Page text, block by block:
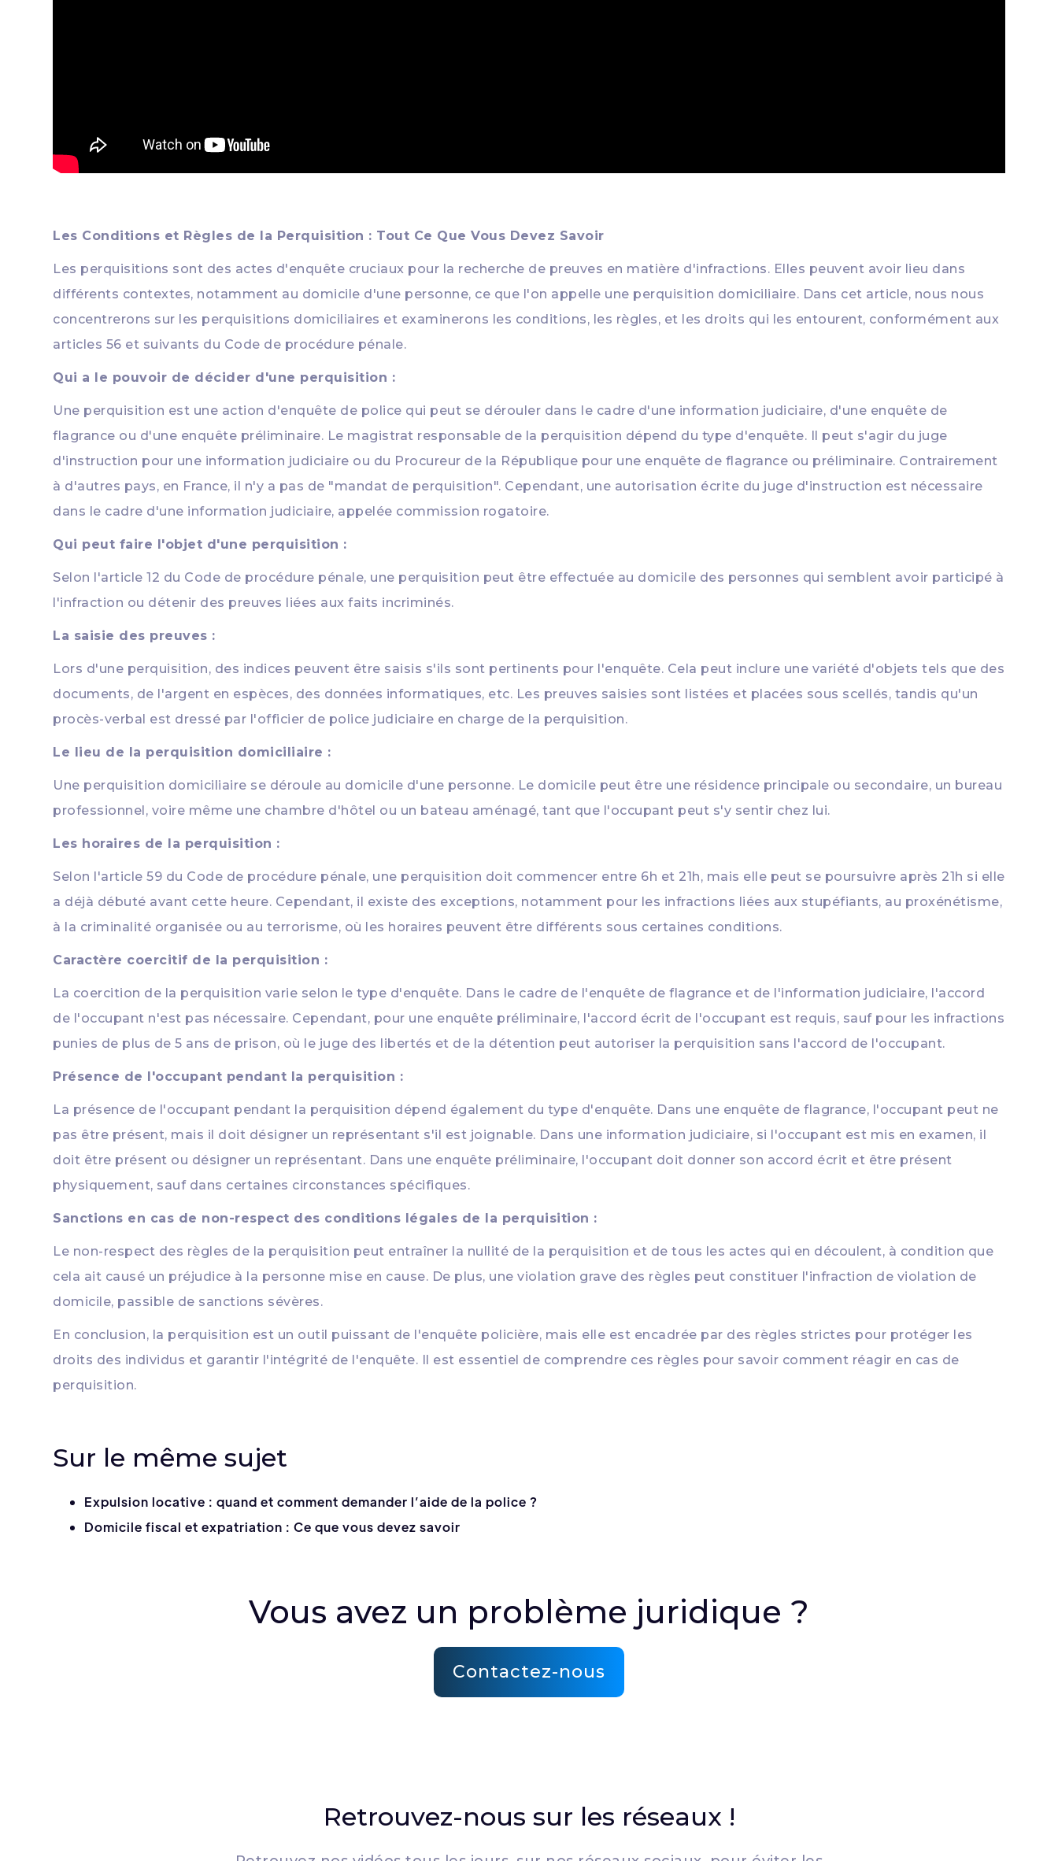
Les Conditions et Règles de la Perquisition : Tout Ce Que Vous Devez Savoir
Les perquisitions sont des actes d'enquête cruciaux pour la recherche de preuves en matière d'infractions. Elles peuvent avoir lieu dans
différents contextes, notamment au domicile d'une personne, ce que l'on appelle une perquisition domiciliaire. Dans cet article, nous nous
concentrerons sur les perquisitions domiciliaires et examinerons les conditions, les règles, et les droits qui les entourent, conformément aux
articles 56 et suivants du Code de procédure pénale.
Qui a le pouvoir de décider d'une perquisition :
Une perquisition est une action d'enquête de police qui peut se dérouler dans le cadre d'une information judiciaire, d'une enquête de
flagrance ou d'une enquête préliminaire. Le magistrat responsable de la perquisition dépend du type d'enquête. Il peut s'agir du juge
d'instruction pour une information judiciaire ou du Procureur de la République pour une enquête de flagrance ou préliminaire. Contrairement
à d'autres pays, en France, il n'y a pas de "mandat de perquisition". Cependant, une autorisation écrite du juge d'instruction est nécessaire
dans le cadre d'une information judiciaire, appelée commission rogatoire.
Qui peut faire l'objet d'une perquisition :
Selon l'article 12 du Code de procédure pénale, une perquisition peut être effectuée au domicile des personnes qui semblent avoir participé à
l'infraction ou détenir des preuves liées aux faits incriminés.
La saisie des preuves :
Lors d'une perquisition, des indices peuvent être saisis s'ils sont pertinents pour l'enquête. Cela peut inclure une variété d'objets tels que des
documents, de l'argent en espèces, des données informatiques, etc. Les preuves saisies sont listées et placées sous scellés, tandis qu'un
procès-verbal est dressé par l'officier de police judiciaire en charge de la perquisition.
Le lieu de la perquisition domiciliaire :
Une perquisition domiciliaire se déroule au domicile d'une personne. Le domicile peut être une résidence principale ou secondaire, un bureau
professionnel, voire même une chambre d'hôtel ou un bateau aménagé, tant que l'occupant peut s'y sentir chez lui.
Les horaires de la perquisition :
Selon l'article 59 du Code de procédure pénale, une perquisition doit commencer entre 6h et 21h, mais elle peut se poursuivre après 21h si elle
a déjà débuté avant cette heure. Cependant, il existe des exceptions, notamment pour les infractions liées aux stupéfiants, au proxénétisme,
à la criminalité organisée ou au terrorisme, où les horaires peuvent être différents sous certaines conditions.
Caractère coercitif de la perquisition :
La coercition de la perquisition varie selon le type d'enquête. Dans le cadre de l'enquête de flagrance et de l'information judiciaire, l'accord
de l'occupant n'est pas nécessaire. Cependant, pour une enquête préliminaire, l'accord écrit de l'occupant est requis, sauf pour les infractions
punies de plus de 5 ans de prison, où le juge des libertés et de la détention peut autoriser la perquisition sans l'accord de l'occupant.
Présence de l'occupant pendant la perquisition :
La présence de l'occupant pendant la perquisition dépend également du type d'enquête. Dans une enquête de flagrance, l'occupant peut ne
pas être présent, mais il doit désigner un représentant s'il est joignable. Dans une information judiciaire, si l'occupant est mis en examen, il
doit être présent ou désigner un représentant. Dans une enquête préliminaire, l'occupant doit donner son accord écrit et être présent
physiquement, sauf dans certaines circonstances spécifiques.
Sanctions en cas de non-respect des conditions légales de la perquisition :
Le non-respect des règles de la perquisition peut entraîner la nullité de la perquisition et de tous les actes qui en découlent, à condition que
cela ait causé un préjudice à la personne mise en cause. De plus, une violation grave des règles peut constituer l'infraction de violation de
domicile, passible de sanctions sévères.
En conclusion, la perquisition est un outil puissant de l'enquête policière, mais elle est encadrée par des règles strictes pour protéger les
droits des individus et garantir l'intégrité de l'enquête. Il est essentiel de comprendre ces règles pour savoir comment réagir en cas de
perquisition.
Sur le même sujet
Expulsion locative : quand et comment demander l’aide de la police ?
Domicile fiscal et expatriation : Ce que vous devez savoir
Vous avez un problème juridique ?
Contactez-nous
Retrouvez-nous sur les réseaux !